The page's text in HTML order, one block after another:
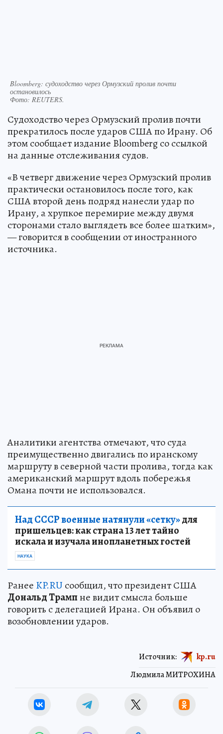
Bloomberg: судоходство через Ормузский пролив почти
остановилось
Фото: REUTERS.
Судоходство через Ормузский пролив почти
прекратилось после ударов США по Ирану. Об
этом сообщает издание Bloomberg со ссылкой
на данные отслеживания судов.
«В четверг движение через Ормузский пролив
практически остановилось после того, как
США второй день подряд нанесли удар по
Ирану, а хрупкое перемирие между двумя
сторонами стало выглядеть все более шатким»,
— говорится в сообщении от иностранного
источника.
Аналитики агентства отмечают, что суда
преимущественно двигались по иранскому
маршруту в северной части пролива, тогда как
американский маршрут вдоль побережья
Омана почти не использовался.
Над СССР военные натянули «сетку»для
пришельцев: как страна 13 лет тайно
искала и изучала инопланетных гостей
НАУКА
Ранее KP.RU сообщил, что президент США
Дональд Трампне видит смысла больше
говорить с делегацией Ирана. Он объявил о
возобновлении ударов.
Людмила МИТРОХИНА
Источник: kp.ru